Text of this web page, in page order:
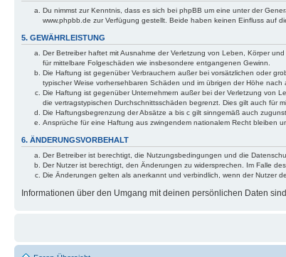
Du nimmst zur Kenntnis, dass es sich bei phpBB um eine unter der
www.phpbb.de zur Verfügung gestellt. Beide haben keinen Einfluss auf
5. GEWÄHRLEISTUNG
Der Betreiber haftet mit Ausnahme der Verletzung von Leben, Körper
für mittelbare Folgeschäden wie insbesondere entgangenen Gewinn.
Die Haftung ist gegenüber Verbrauchern außer bei vorsätzlichen oder
typischer Weise vorhersehbaren Schäden und im übrigen der Höhe
Die Haftung ist gegenüber Unternehmern außer bei der Verletzung von
die vertragstypischen Durchschnittsschäden begrenzt. Dies gilt auch für
Die Haftungsbegrenzung der Absätze a bis c gilt sinngemäß auch
Ansprüche für eine Haftung aus zwingendem nationalem Recht bleiben
6. ÄNDERUNGSVORBEHALT
Der Betreiber ist berechtigt, die Nutzungsbedingungen und die
Der Nutzer ist berechtigt, den Änderungen zu widersprechen. Im Falle
Die Änderungen gelten als anerkannt und verbindlich, wenn der Nutzer
Informationen über den Umgang mit deinen persönlichen Daten